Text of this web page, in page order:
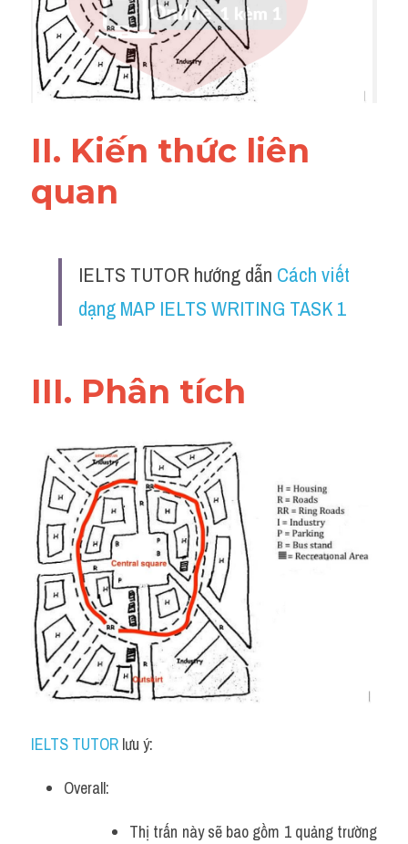
Đề thi IELTS thật
Advice
IELTS Advice
Đề thi thật Task 2
Listening
Writing
Reading
II. Kiến thức liên
quan
IELTS TUTOR hướng dẫn Cách viết
dạng MAP IELTS WRITING TASK 1
III. Phân tích
IELTS TUTOR lưu ý:
Overall:
Thị trấn này sẽ bao gồm 1 quảng trường